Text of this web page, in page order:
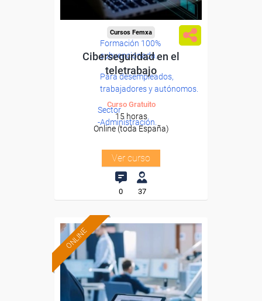
Formación 100%
subvencionada.
Para desempleados,
trabajadores y autónomos.
Sector
-Administración.
Cursos Femxa
Ciberseguridad en el
teletrabajo
Curso Gratuito
15 horas
Online (toda España)
Ver curso
0 37
ONLINE